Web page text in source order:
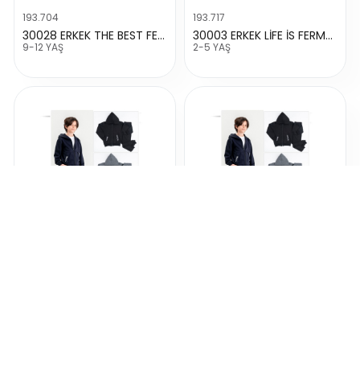
193.704
30028 ERKEK THE BEST FERMUARLI TAKIM
9-12 YAŞ
193.717
30003 ERKEK LİFE İS FERMUARLI TAKIM
2-5 YAŞ